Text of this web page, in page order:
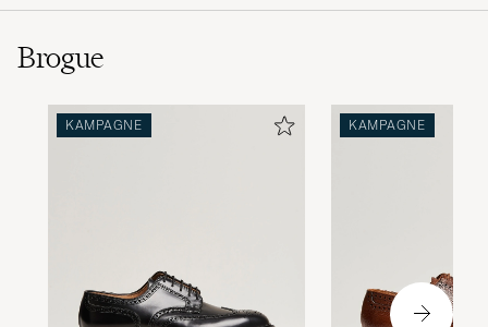
Brogue
KAMPAGNE KAMPAGNE